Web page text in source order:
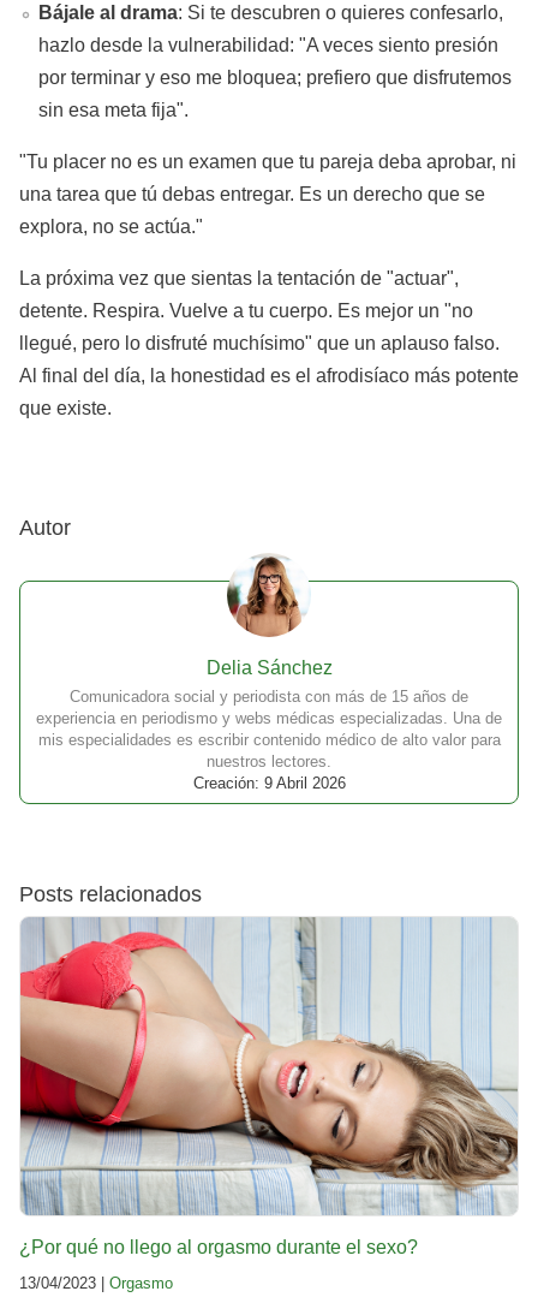
Bájale al drama: Si te descubren o quieres confesarlo,
hazlo desde la vulnerabilidad: "A veces siento presión
por terminar y eso me bloquea; prefiero que disfrutemos
sin esa meta fija".
"Tu placer no es un examen que tu pareja deba aprobar, ni
una tarea que tú debas entregar. Es un derecho que se
explora, no se actúa."
La próxima vez que sientas la tentación de "actuar",
detente. Respira. Vuelve a tu cuerpo. Es mejor un "no
llegué, pero lo disfruté muchísimo" que un aplauso falso.
Al final del día, la honestidad es el afrodisíaco más potente
que existe.
Autor
Delia Sánchez
Comunicadora social y periodista con más de 15 años de
experiencia en periodismo y webs médicas especializadas. Una de
mis especialidades es escribir contenido médico de alto valor para
nuestros lectores.
Creación: 9 Abril 2026
Posts relacionados
¿Por qué no llego al orgasmo durante el sexo?
13/04/2023 | Orgasmo